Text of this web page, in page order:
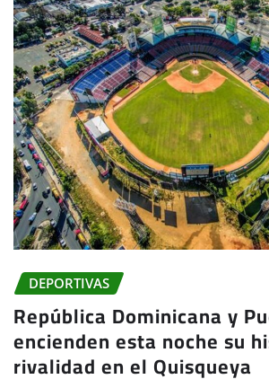
DEPORTIVAS
República Dominicana y
encienden esta noche su
rivalidad en el Quisqueya